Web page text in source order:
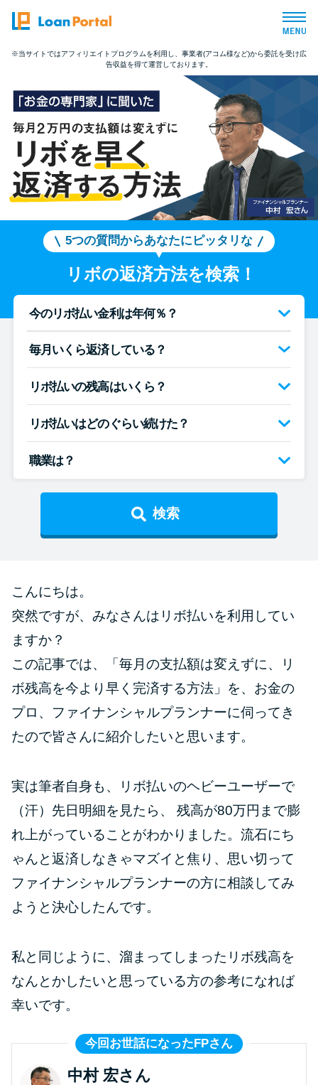
トップページ
おすすめコンテンツ
総合人気ランキング
とにかくすぐ借りたい方向け
バレずに借りたい方向け
審査が不安な方向け
カードローンQ&A
最速！最短40分で借りられるカ
特集ページ一覧
種類や特徴で探す
無利息期間を利用して利息0円で
お金を借りる3つのポイント
種類・特徴別一覧
今月の家賃払えない…2ヵ月目に
は解決しないと危険な理由と対
家賃払えないが強制退去は避け
たい…市役所に相談より賢い方
法2選
※当サイトではアフィリエイトプログラムを利用し、事業者(アコム様など)から委託を受け広
告収益を得て運営しております。
5つの質問からあなたにピッタリな
リボの返済方法を検索！
今のリボ払い金利は年何％？
毎月いくら返済している？
リボ払いの残高はいくら？
リボ払いはどのぐらい続けた？
職業は？
検索
こんにちは。
突然ですが、みなさんはリボ払いを利用してい
ますか？
この記事では、「毎月の支払額は変えずに、リ
ボ残高を今より早く完済する方法」を、お金の
プロ、ファイナンシャルプランナーに伺ってき
たので皆さんに紹介したいと思います。
実は筆者自身も、リボ払いのヘビーユーザーで
（汗）先日明細を見たら、 残高が80万円まで膨
れ上がっていることがわかりました。流石にち
ゃんと返済しなきゃマズイと焦り、思い切って
ファイナンシャルプランナーの方に相談してみ
ようと決心したんです。
私と同じように、溜まってしまったリボ残高を
なんとかしたいと思っている方の参考になれば
幸いです。
今回お世話になったFPさん
中村 宏さん